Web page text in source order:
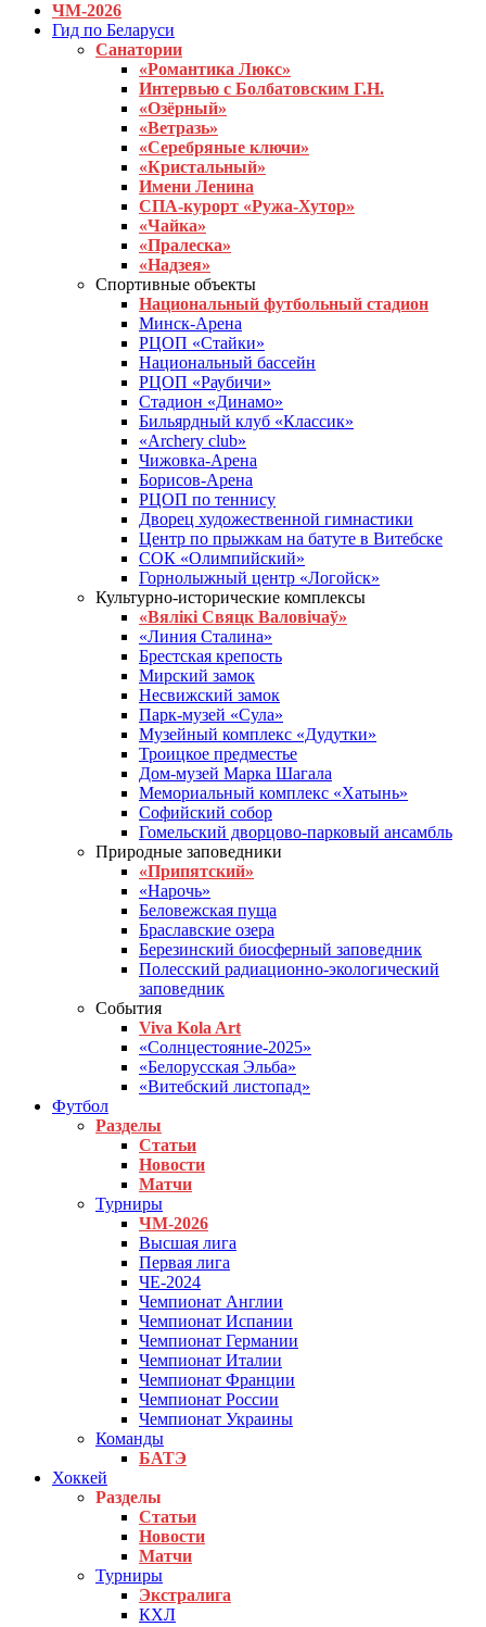
ЧМ-2026
Гид по Беларуси
Санатории
«Романтика Люкс»
Интервью с Болбатовским Г.Н.
«Озёрный»
«Ветразь»
«Серебряные ключи»
«Кристальный»
Имени Ленина
СПА-курорт «Ружа-Хутор»
«Чайка»
«Пралеска»
«Надзея»
Спортивные объекты
Национальный футбольный стадион
Минск-Арена
РЦОП «Стайки»
Национальный бассейн
РЦОП «Раубичи»
Стадион «Динамо»
Бильярдный клуб «Классик»
«Archery club»
Чижовка-Арена
Борисов-Арена
РЦОП по теннису
Дворец художественной гимнастики
Центр по прыжкам на батуте в Витебске
СОК «Олимпийский»
Горнолыжный центр «Логойск»
Культурно-исторические комплексы
«Вялікі Свяцк Валовічаў»
«Линия Сталина»
Брестская крепость
Мирский замок
Несвижский замок
Парк-музей «Сула»
Музейный комплекс «Дудутки»
Троицкое предместье
Дом-музей Марка Шагала
Мемориальный комплекс «Хатынь»
Софийский собор
Гомельский дворцово-парковый ансамбль
Природные заповедники
«Припятский»
«Нарочь»
Беловежская пуща
Браславские озера
Березинский биосферный заповедник
Полесский радиационно-экологический
заповедник
События
Viva Kola Art
«Солнцестояние-2025»
«Белорусская Эльба»
«Витебский листопад»
Футбол
Разделы
Статьи
Новости
Матчи
Турниры
ЧМ-2026
Высшая лига
Первая лига
ЧЕ-2024
Чемпионат Англии
Чемпионат Испании
Чемпионат Германии
Чемпионат Италии
Чемпионат Франции
Чемпионат России
Чемпионат Украины
Команды
БАТЭ
Хоккей
Разделы
Статьи
Новости
Матчи
Турниры
Экстралига
КХЛ